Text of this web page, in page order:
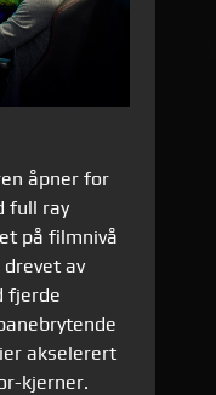
åpner for
full ray
på filmnivå
av
fjerde
akselerert
kjerner.